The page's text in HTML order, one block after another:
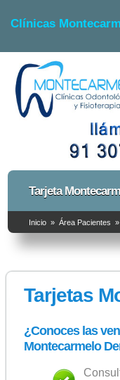
Clínicas
Clínicas
Dentista
Tarjeta
Inicio »Área Pacientes
Tarjetas
¿Conoces las
Montecarmelo